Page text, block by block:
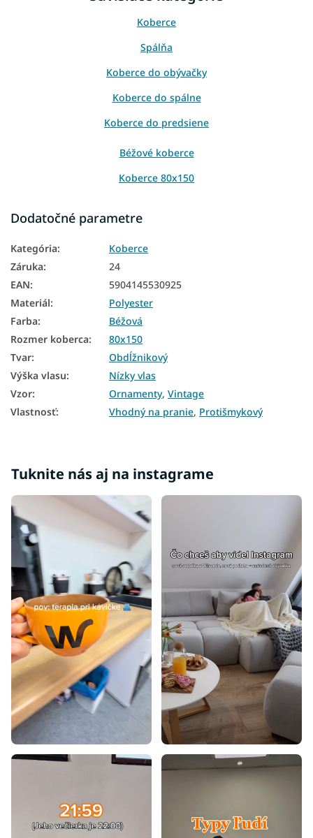
Koberce
Spálňa
Koberce do obývačky
Koberce do spálne
Koberce do predsiene
Béžové koberce
Koberce 80x150
Koberce 160x220
Dodatočné parametre
Kategória:
Koberce
Záruka:
24
EAN:
5904145530925
Materiál:
Polyester
Farba:
Béžová
Rozmer koberca:
80x150
Tvar:
Obdĺžnikový
Výška vlasu:
Nízky vlas
Vzor: Ornamenty, Vintage
Vlastnosť: Vhodný na pranie, Protišmykový
Tuknite nás aj na instagrame